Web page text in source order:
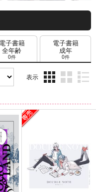
電子書籍
全年齢
0件
電子書籍
成年
0件
表示
ム
表
ム
表
ム
表